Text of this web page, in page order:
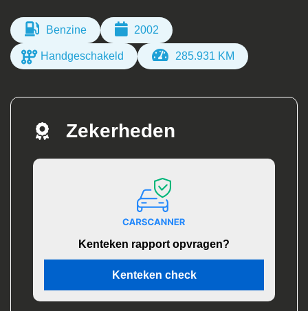
Benzine 2002
Handgeschakeld 285.931 KM
Zekerheden
Kenteken rapport opvragen?
Kenteken check